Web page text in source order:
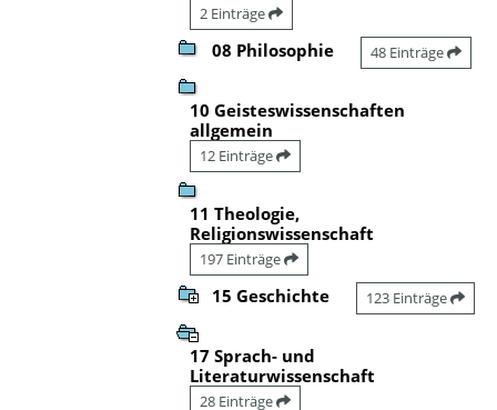
2 Einträge
08 Philosophie 48 Einträge
10 Geisteswissenschaften
allgemein
12 Einträge
11 Theologie,
Religionswissenschaft
197 Einträge
15 Geschichte 123 Einträge
17 Sprach- und
Literaturwissenschaft
28 Einträge